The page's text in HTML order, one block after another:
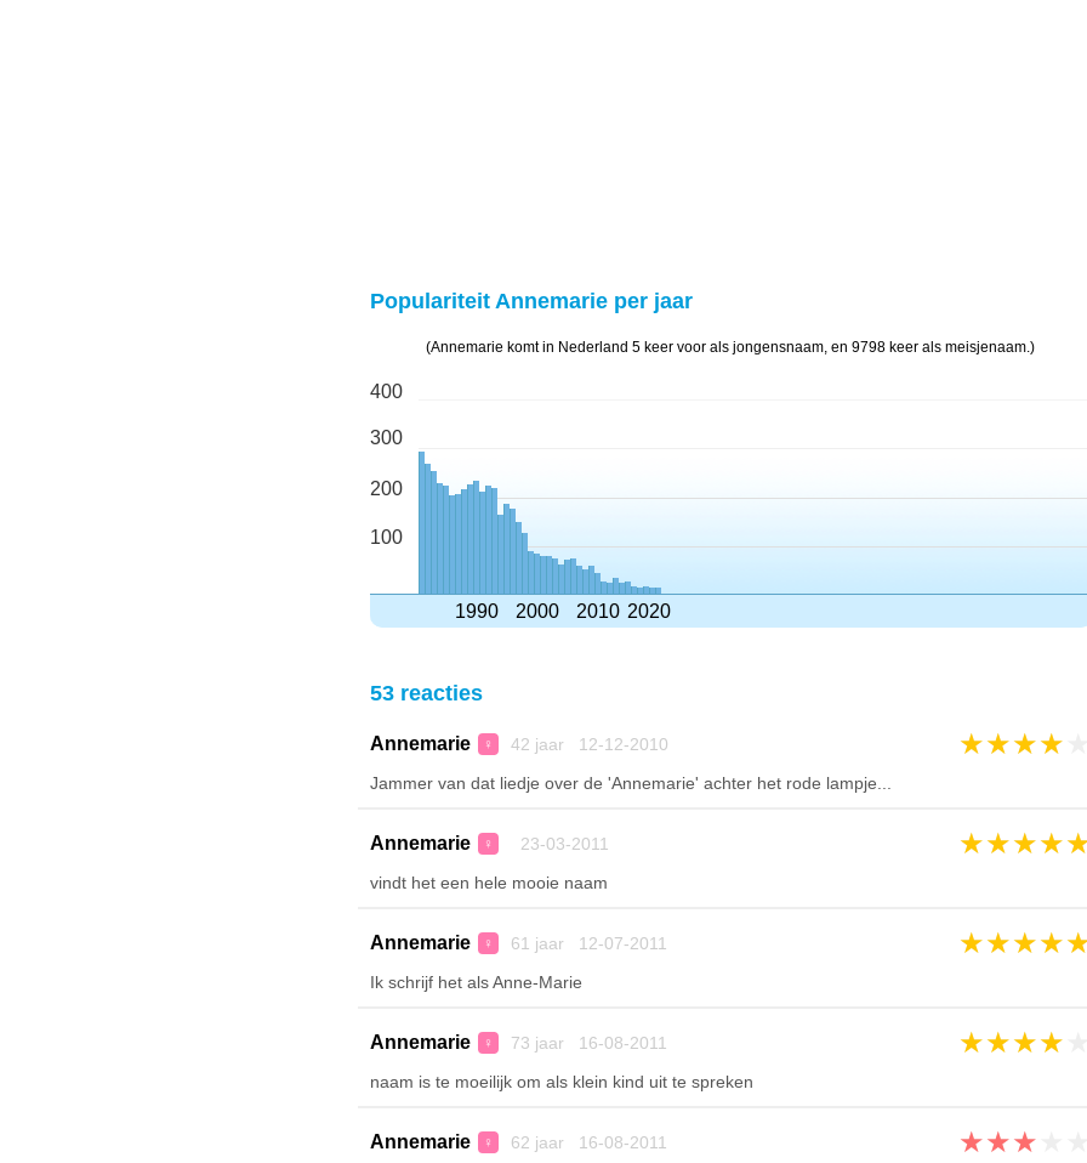
Populariteit Annemarie per jaar
(Annemarie komt in Nederland 5 keer voor als jongensnaam, en 9798 keer als meisjenaam.)
400
300
200
100
1990 2000 2010 2020
53 reacties
Annemarie ♀ 42 jaar 12-12-2010 ★★★★
Jammer van dat liedje over de 'Annemarie' achter het rode lampje...
Annemarie ♀ 23-03-2011 ★★★★
vindt het een hele mooie naam
Annemarie ♀ 61 jaar 12-07-2011 ★★★★
Ik schrijf het als Anne-Marie
Annemarie ♀ 73 jaar 16-08-2011 ★★★★
naam is te moeilijk om als klein kind uit te spreken
Annemarie ♀ 62 jaar 16-08-2011 ★★★